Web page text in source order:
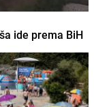
ide prema BiH